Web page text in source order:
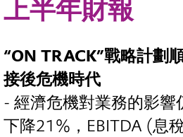
上半年財報
“ON TRACK”戰略計劃
接後危機時代
- 經濟危機對業務的影響
下降21%，EBITDA (息